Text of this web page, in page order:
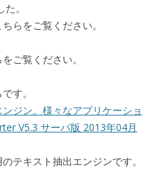
。
らをご覧ください。
ご覧ください。
す。
ジン。様々なアプリケーショ
V5.3 サーバ版 2013年04月
テキスト抽出エンジンです。